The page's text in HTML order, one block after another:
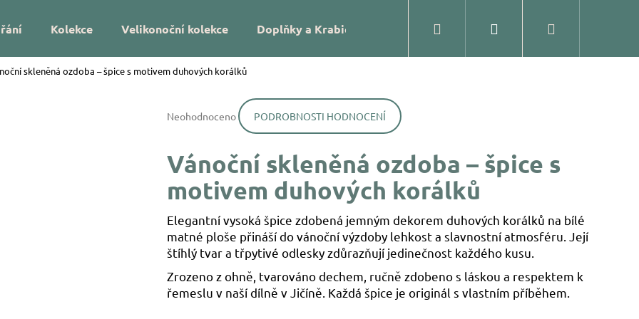
Kolekce Velikonoční kolekce Doplňky a Krabičky Prodejna Kontakty Blog
Přihlášení
skleněná ozdoba – špice s motivem duhových korálků
hodnocení
0,0
5
hvězdiček.
Neohodnoceno PODROBNOSTI HODNOCENÍ
Vánoční skleněná ozdoba – špice s
motivem duhových korálků
Elegantní vysoká špice zdobená jemným dekorem duhových korálků na bílé
matné ploše přináší do vánoční výzdoby lehkost a slavnostní atmosféru. Její
štíhlý tvar a třpytivé odlesky zdůrazňují jedinečnost každého kusu.
Zrozeno z ohně, tvarováno dechem, ručně zdobeno s láskou a respektem k
řemeslu v naší dílně v Jičíně. Každá špice je originál s vlastním příběhem.
Co potřebujete najít?
HLEDAT
DÁREK NA MÍRU – VÁNOČNÍ SKLENĚNÁ VÁNOČNÍ SKLENĚNÁ OZDOBA – KOULE